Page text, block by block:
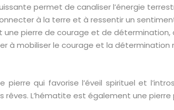
permet de canaliser l’énergie
à la terre et à ressentir un
une pierre de courage et de
à mobiliser le courage et la
pierre qui favorise l’éveil spirituel et
rêves. L’hématite est également une